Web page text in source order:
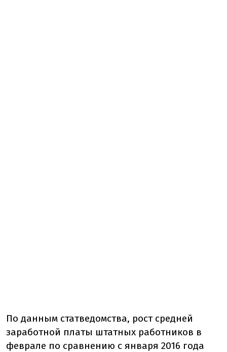
По данным статведомства, рост средней
заработной платы штатных работников в
феврале по сравнению с января 2016 года